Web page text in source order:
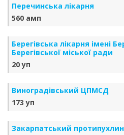
Перечинська лікарня
560 амп
Берегівська лікарня імені
Берегівської міської ради
20 уп
Виноградівський ЦПМСД
173 уп
Закарпатський